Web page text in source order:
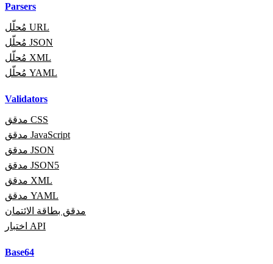
Parsers
مُحلّل URL
مُحلّل JSON
مُحلّل XML
مُحلّل YAML
Validators
مدقق CSS
مدقق JavaScript
مدقق JSON
مدقق JSON5
مدقق XML
مدقق YAML
مدقق بطاقة الائتمان
اختبار API
Base64